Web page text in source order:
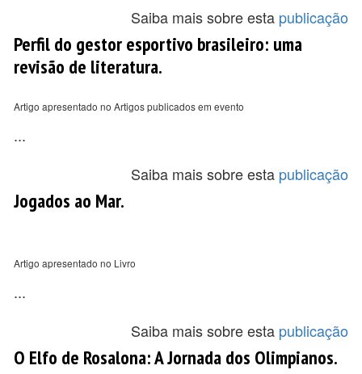
Saiba mais sobre esta publicação
Perfil do gestor esportivo brasileiro: uma
revisão de literatura.
Artigo apresentado no Artigos publicados em evento
...
Saiba mais sobre esta publicação
Jogados ao Mar.
Artigo apresentado no Livro
...
Saiba mais sobre esta publicação
O Elfo de Rosalona: A Jornada dos Olimpianos.